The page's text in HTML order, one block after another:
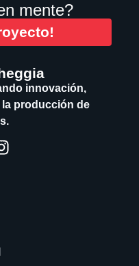
mente?
innovación,
producción de